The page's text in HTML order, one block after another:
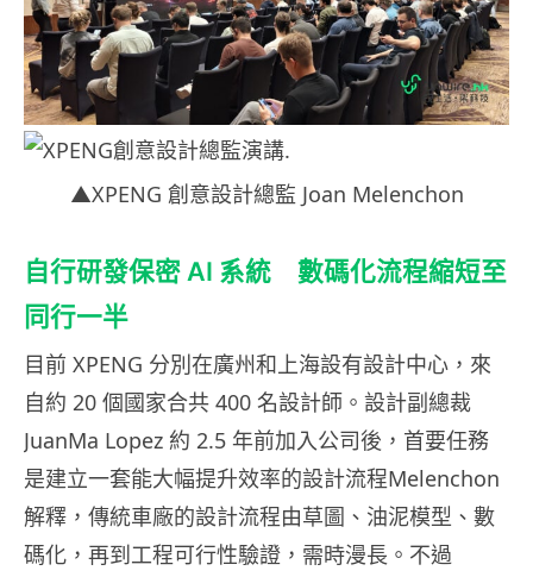
▲XPENG 創意設計總監 Joan Melenchon
自行研發保密 AI 系統 數碼化流程縮短至
同行一半
目前 XPENG 分別在廣州和上海設有設計中心，來
自約 20 個國家合共 400 名設計師。設計副總裁
JuanMa Lopez 約 2.5 年前加入公司後，首要任務
是建立一套能大幅提升效率的設計流程Melenchon
解釋，傳統車廠的設計流程由草圖、油泥模型、數
碼化，再到工程可行性驗證，需時漫長。不過